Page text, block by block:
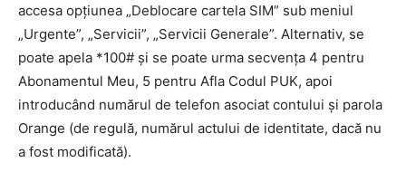
accesa opțiunea „Deblocare cartela SIM” sub meniul
„Urgente”, „Servicii”, „Servicii Generale”. Alternativ, se
poate apela *100# și se poate urma secvența 4 pentru
Abonamentul Meu, 5 pentru Afla Codul PUK, apoi
introducând numărul de telefon asociat contului și parola
Orange (de regulă, numărul actului de identitate, dacă nu
a fost modificată).